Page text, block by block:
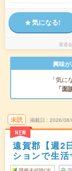
気になる!
派遣
興味
「気
「面
未読
NEW
掲載日 2026/08/
遠賀郡【週2
ションで生活